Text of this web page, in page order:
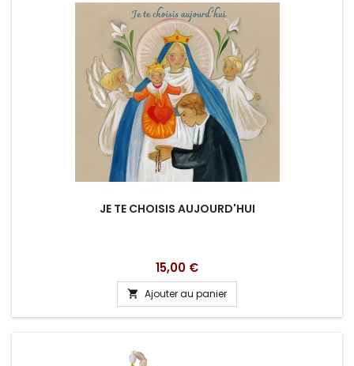
JE TE CHOISIS AUJOURD'HUI
Prix
15,00 €
 Ajouter au panier